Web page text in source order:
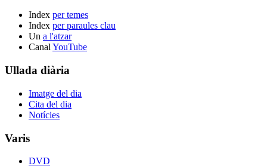
Index per temes
Index per paraules clau
Un a l'atzar
CanalYouTube
Ullada diària
Imatge del dia
Cita del dia
Notícies
Varis
DVD